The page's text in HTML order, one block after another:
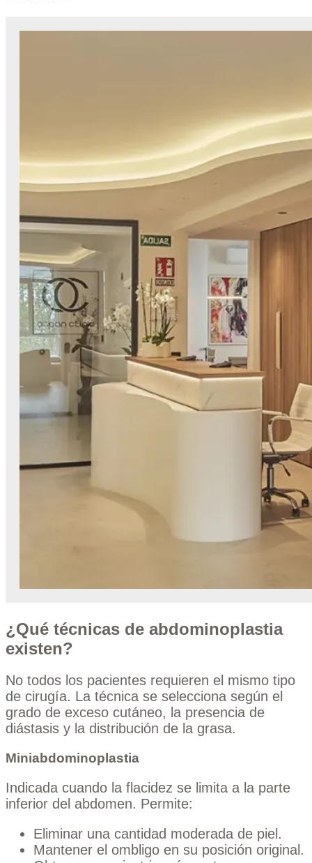
¿Qué técnicas de abdominoplastia
existen?
No todos los pacientes requieren el mismo tipo
de cirugía. La técnica se selecciona según el
grado de exceso cutáneo, la presencia de
diástasis y la distribución de la grasa.
Miniabdominoplastia
Indicada cuando la flacidez se limita a la parte
inferior del abdomen. Permite:
Eliminar una cantidad moderada de piel.
Mantener el ombligo en su posición original.